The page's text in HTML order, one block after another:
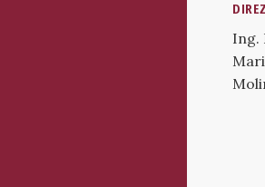
Ing.